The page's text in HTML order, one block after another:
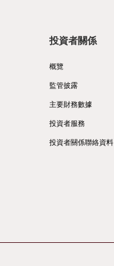
投資者關係
概覽
監管披露
主要財務數據
投資者服務
投資者關係聯絡資料